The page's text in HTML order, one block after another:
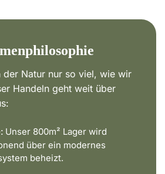
der Natur nur so viel, wie wir
Handeln geht weit über
Unser 800m² Lager wird
über ein modernes
beheizt.